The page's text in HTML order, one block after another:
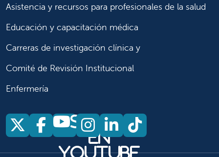
Asistencia y recursos para profesionales de la salud
Educación y capacitación médica
Carreras de investigación clínica y
Comité de Revisión Institucional
Enfermería
Síganos en X
Síganos en Facebook
Síganos
en
YouTube
Síganos en
Síganos en
Síganos